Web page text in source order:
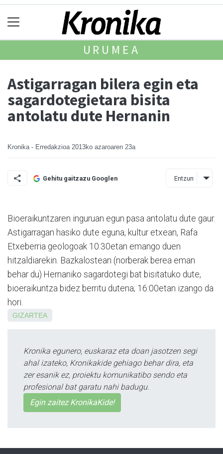
URUMEA
Astigarragan bilera egin eta
sagardotegietara bisita
antolatu dute Hernanin
Kronika - Erredakzioa 2013ko azaroaren 23a
Gehitu gaitzazu Googlen Entzun
Bioeraikuntzaren inguruan egun pasa antolatu dute gaur.
Astigarragan hasiko dute eguna, kultur etxean, Rafa
Etxeberria geologoak 10:30etan emango duen
hitzaldiarekin. Bazkalostean (norberak berea eman
behar du) Hernaniko sagardotegi bat bisitatuko dute,
bioeraikuntza bidez berritu dutena; 16:00etan izango da
hori.
GIZARTEA
Kronika egunero, euskaraz eta doan jasotzen segi
ahal izateko, Kronikakide gehiago behar dira, eta
zer esanik ez, proiektu komunikatibo sendo eta
profesional bat garatu nahi badugu.
Egin zaitez KronikaKide!